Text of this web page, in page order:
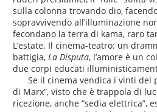
sulla colonna trovando dio,
sopravvivendo all’illuminazione
fecondano la terra di kama, raro
L’estate. Il cinema-teatro: un
battigia,La Disputa, l’amore è un
due corpi educati
Se il cinema vendica i vinti del
di Marx”, visto che è trappola di
ricezione, anche “sedia elettrica”,